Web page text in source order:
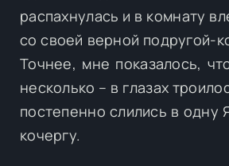
распахнулась и в комнату
со своей верной подругой-
Точнее, мне показалось,
несколько – в глазах
постепенно слились в одну
кочергу.